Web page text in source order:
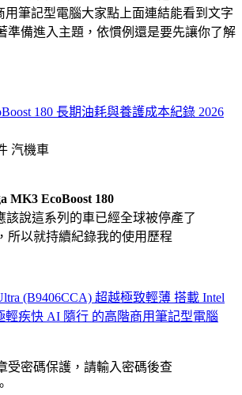
用筆記型電腦大家點上面連結能看到文字
準備進入主題，依慣例還是要先讓你了解
180 長期油耗與養護成本紀錄 2026
汽機車
MK3 EcoBoost 180
該說這系列的車已經全球被停產了
所以就持續紀錄我的使用歷程
(B9406CCA) 超越極致輕薄 搭載 Intel
輕疾快 AI 隨行 的高階商用筆記型電腦
受密碼保護，請輸入密碼後查